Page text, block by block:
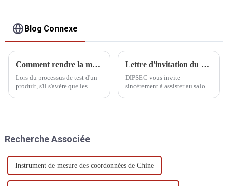
Blog Connexe
Comment rendre la mesure des pièces plus précise
Lors du processus de test d'un
produit, s'il s'avère que les
est différent...
Lettre d'invitation du CIMT
DIPSEC vous invite
sincèrement à assister au salon
Recherche Associée
Instrument de mesure des coordonnées de Chine